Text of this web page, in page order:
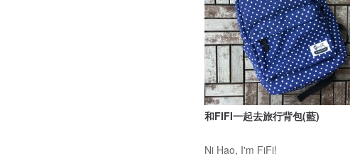
和FIFI一起去旅行背包(藍)
Ni Hao, I'm FiFi!